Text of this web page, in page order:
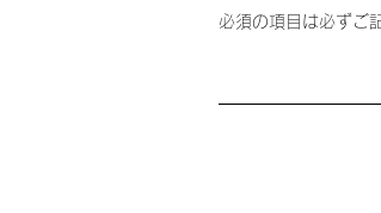
必須の項目は必ずご